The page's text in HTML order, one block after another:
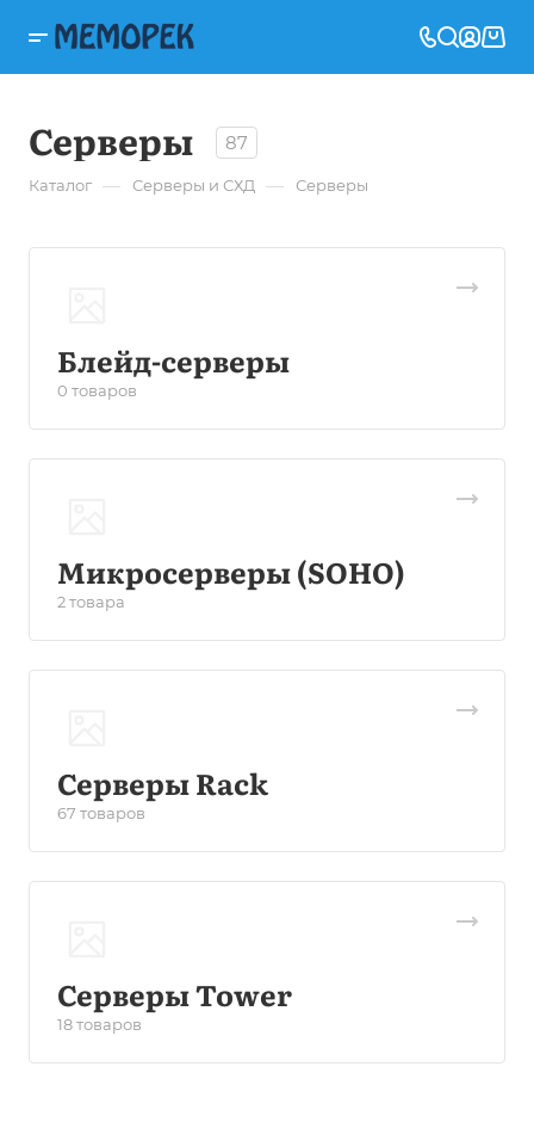
Серверы 87
Каталог — Серверы и СХД — Серверы
Блейд-серверы
0 товаров
Микросерверы (SOHO)
2 товара
Серверы Rack
67 товаров
Серверы Tower
18 товаров